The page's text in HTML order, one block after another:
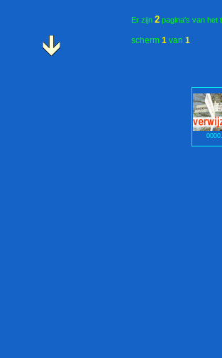
Er zijn 2 pagina's van het
scherm 1 van 1